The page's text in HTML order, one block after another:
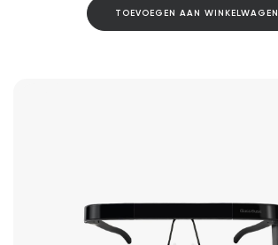
TOEVOEGEN AAN WINKELWAGEN